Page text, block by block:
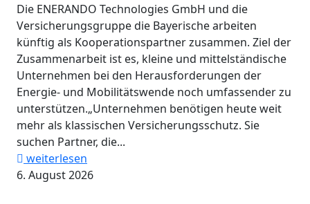
Die ENERANDO Technologies GmbH und die
Versicherungsgruppe die Bayerische arbeiten
künftig als Kooperationspartner zusammen. Ziel der
Zusammenarbeit ist es, kleine und mittelständische
Unternehmen bei den Herausforderungen der
Energie- und Mobilitätswende noch umfassender zu
unterstützen.„Unternehmen benötigen heute weit
mehr als klassischen Versicherungsschutz. Sie
suchen Partner, die...
weiterlesen
6. August 2026